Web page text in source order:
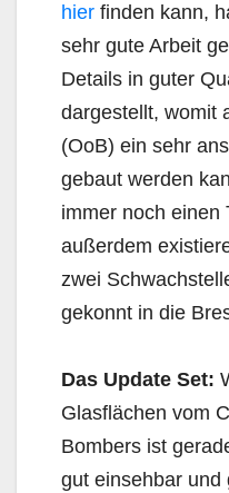
hier finden kann,
sehr gute Arbeit
Details in guter
dargestellt, womit
(OoB) ein sehr
gebaut werden
immer noch einen
außerdem
zwei
gekonnt in die
Das Update Set:
Glasflächen vom
Bombers ist
gut einsehbar und